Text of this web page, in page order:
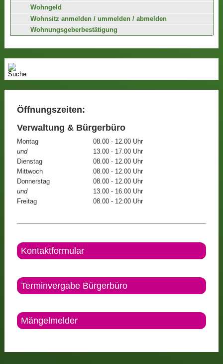
Wohngeld
Wohnsitz anmelden / ummelden / abmelden
Wohnungsgeberbestätigung
Öffnungszeiten:
Verwaltung & Bürgerbüro
Montag
08.00 - 12.00 Uhr
und
13.00 - 17.00 Uhr
Dienstag
08.00 - 12.00 Uhr
Mittwoch
08.00 - 12.00 Uhr
Donnerstag
08.00 - 12.00 Uhr
und
13.00 - 16.00 Uhr
Freitag
08.00 - 12:00 Uhr
Kontaktformular
Terminvergabe Bürgerbüro
Mängelmelder